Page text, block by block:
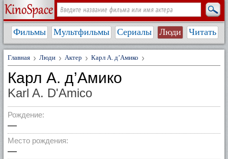
Фильмы Мультфильмы Сериалы Люди Читать
Главная Люди Актер Карл А. д’Амико
Карл А. д’Амико
Karl A. D'Amico
Рождение:
—
Место рождения:
—